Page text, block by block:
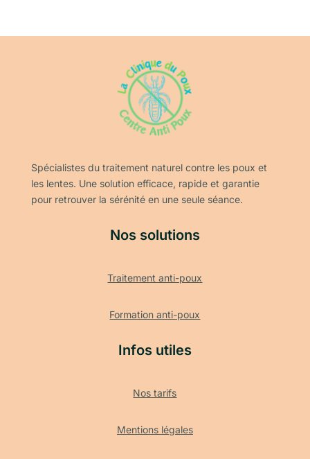
Spécialistes du traitement naturel contre les poux et
les lentes. Une solution efficace, rapide et garantie
pour retrouver la sérénité en une seule séance.
Nos solutions
Traitement anti-poux
Formation anti-poux
Infos utiles
Nos tarifs
Mentions légales